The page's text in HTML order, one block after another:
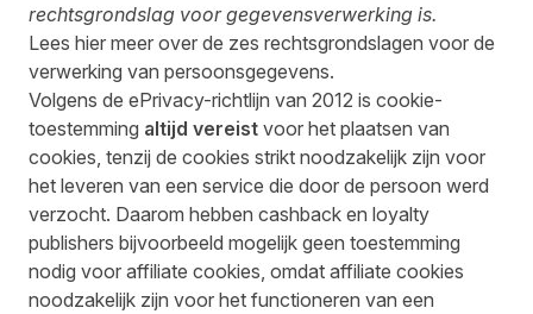
rechtsgrondslag voor gegevensverwerking is.
Lees hier meer over de zes rechtsgrondslagen voor de
verwerking van persoonsgegevens.
Volgens de ePrivacy-richtlijn van 2012 is cookie-
toestemming altijd vereist voor het plaatsen van
cookies, tenzij de cookies strikt noodzakelijk zijn voor
het leveren van een service die door de persoon werd
verzocht. Daarom hebben cashback en loyalty
publishers bijvoorbeeld mogelijk geen toestemming
nodig voor affiliate cookies, omdat affiliate cookies
noodzakelijk zijn voor het functioneren van een